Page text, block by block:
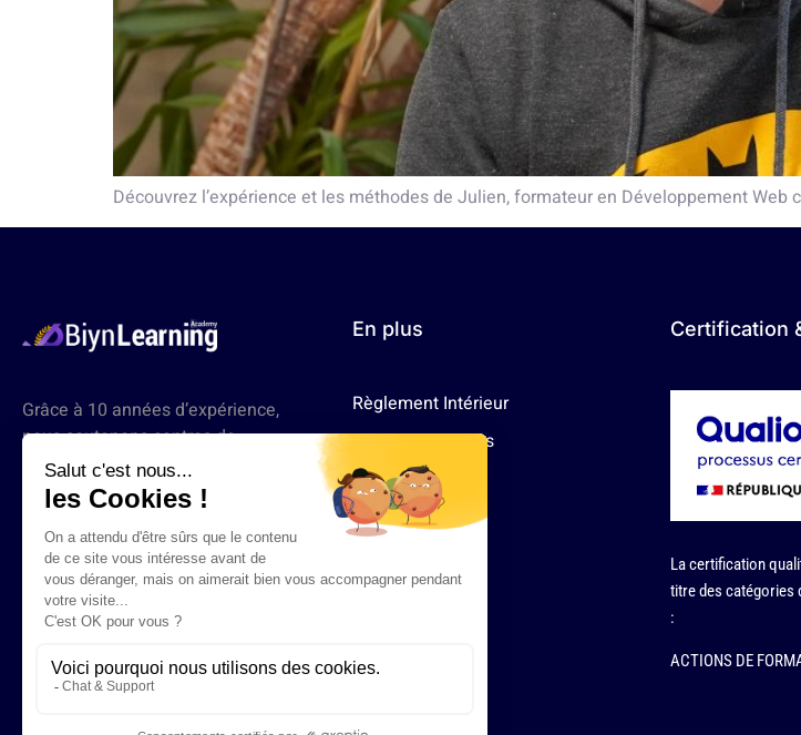
Découvrez l’expérience et les méthodes de Julien, formateur en Développement Web
Grâce à 10 années d’expérience,
nous soutenons centres de
formation et écoles en leur
apportant des formateurs
rigoureusement sélectionnés,
assurant un apprentissage
adapté aux besoins des métiers
du tertiaire.
En plus
Règlement Intérieur
Mentions Légales
RGPD
Certification
La certification
titre des catégories
:
ACTIONS DE